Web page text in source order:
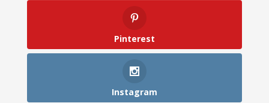
Pinterest
Instagram